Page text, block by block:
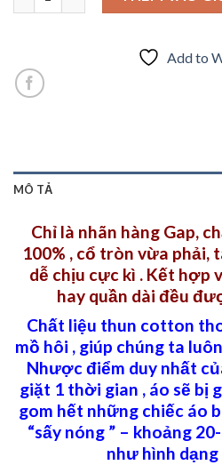
Add to
MÔ TẢ
Chỉ là nhãn hàng Gap,
100% , cổ tròn vừa phải,
dễ chịu cực kì . Kết hợp
hay quần dài đều
Chất liệu thun cotton
mồ hôi , giúp chúng ta
Nhược điểm duy nhất
giặt 1 thời gian , áo sẽ bị
gom hết những chiếc áo
“sấy nóng ” – khoảng
như hình dạng